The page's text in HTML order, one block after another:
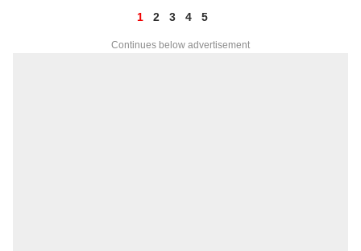
1 2 3 4 5
Continues below advertisement